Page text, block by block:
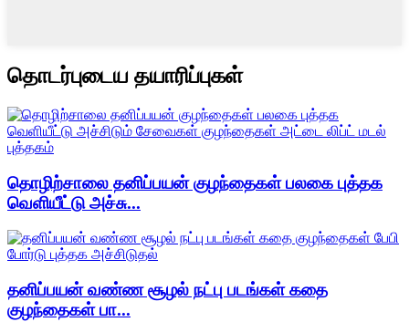
தொடர்புடைய தயாரிப்புகள்
தொழிற்சாலை தனிப்பயன் குழந்தைகள் பலகை புத்தக
வெளியீட்டு அச்சு...
தனிப்பயன் வண்ண சூழல் நட்பு படங்கள் கதை
குழந்தைகள் பா...